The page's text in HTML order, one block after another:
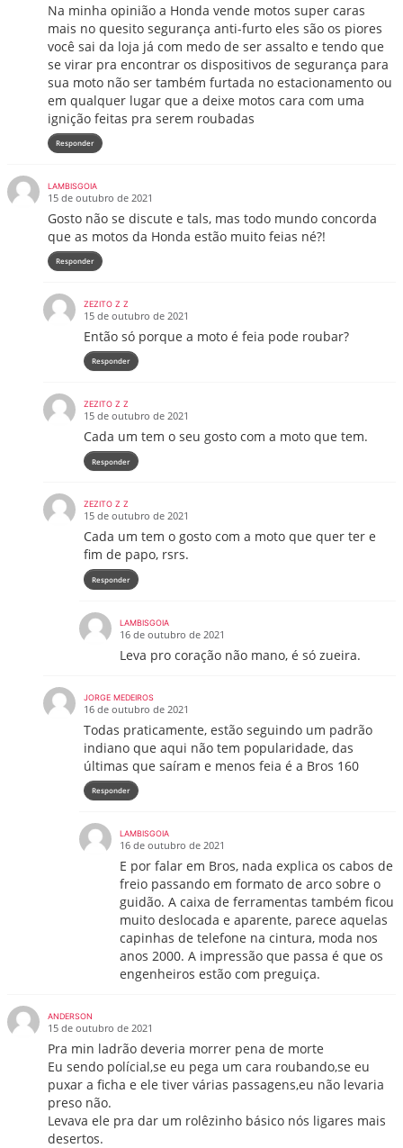
Na minha opinião a Honda vende motos super caras
mais no quesito segurança anti-furto eles são os piores
você sai da loja já com medo de ser assalto e tendo que
se virar pra encontrar os dispositivos de segurança para
sua moto não ser também furtada no estacionamento ou
em qualquer lugar que a deixe motos cara com uma
ignição feitas pra serem roubadas
Responder
LAMBISGOIA
15 de outubro de 2021
Gosto não se discute e tals, mas todo mundo concorda
que as motos da Honda estão muito feias né?!
Responder
ZEZITO Z Z
15 de outubro de 2021
Então só porque a moto é feia pode roubar?
Responder
ZEZITO Z Z
15 de outubro de 2021
Cada um tem o seu gosto com a moto que tem.
Responder
ZEZITO Z Z
15 de outubro de 2021
Cada um tem o gosto com a moto que quer ter e
fim de papo, rsrs.
Responder
LAMBISGOIA
16 de outubro de 2021
Leva pro coração não mano, é só zueira.
JORGE MEDEIROS
16 de outubro de 2021
Todas praticamente, estão seguindo um padrão
indiano que aqui não tem popularidade, das
últimas que saíram e menos feia é a Bros 160
Responder
LAMBISGOIA
16 de outubro de 2021
E por falar em Bros, nada explica os cabos de
freio passando em formato de arco sobre o
guidão. A caixa de ferramentas também ficou
muito deslocada e aparente, parece aquelas
capinhas de telefone na cintura, moda nos
anos 2000. A impressão que passa é que os
engenheiros estão com preguiça.
ANDERSON
15 de outubro de 2021
Pra min ladrão deveria morrer pena de morte
Eu sendo polícial,se eu pega um cara roubando,se eu
puxar a ficha e ele tiver várias passagens,eu não levaria
preso não.
Levava ele pra dar um rolêzinho básico nós ligares mais
desertos.